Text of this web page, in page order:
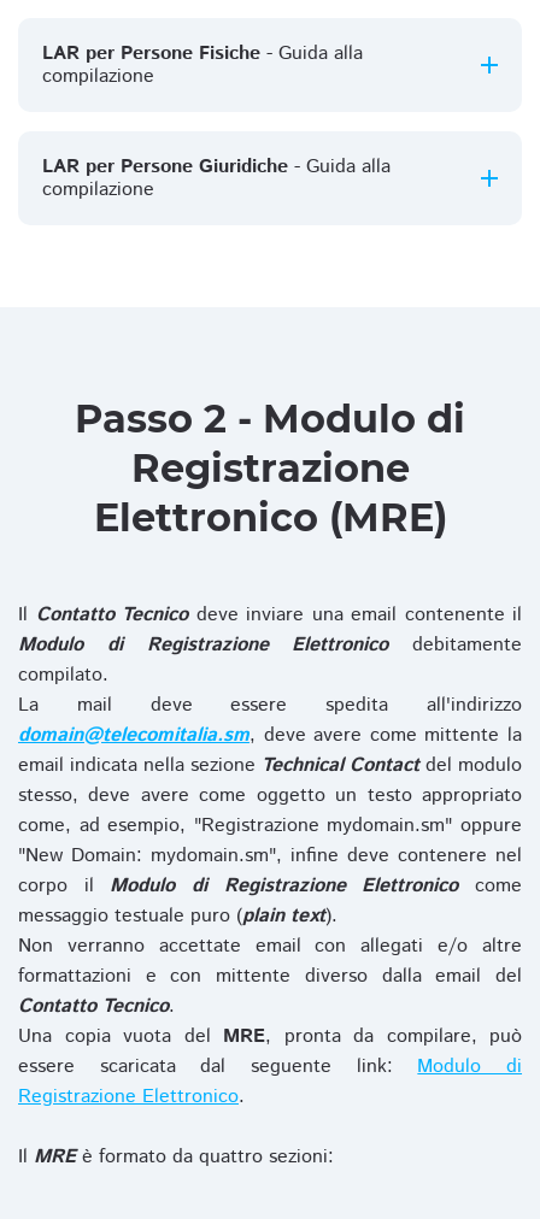
LAR per Persone Fisiche - Guida alla
compilazione
LAR per Persone Giuridiche - Guida alla
compilazione
Passo 2 - Modulo di
Registrazione
Elettronico (MRE)
Il Contatto Tecnicodeve inviare una email contenente il
Modulo di Registrazione Elettronicodebitamente
compilato.
La mail deve essere spedita all'indirizzo
domain@telecomitalia.sm, deve avere come mittente la
email indicata nella sezione Technical Contactdel modulo
stesso, deve avere come oggetto un testo appropriato
come, ad esempio, "Registrazione mydomain.sm" oppure
"New Domain: mydomain.sm", infine deve contenere nel
corpo il Modulo di Registrazione Elettronicocome
messaggio testuale puro (plain text).
Non verranno accettate email con allegati e/o altre
formattazioni e con mittente diverso dalla email del
Contatto Tecnico.
Una copia vuota del MRE, pronta da compilare, può
essere scaricata dal seguente link:Modulo di
Registrazione Elettronico.
Il MREè formato da quattro sezioni: